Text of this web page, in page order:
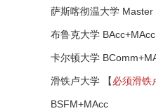
萨斯喀彻温大学
布鲁克大学 BAcc+MAcc
卡尔顿大学
滑铁卢大学 【必须滑铁
BSFM+MAcc